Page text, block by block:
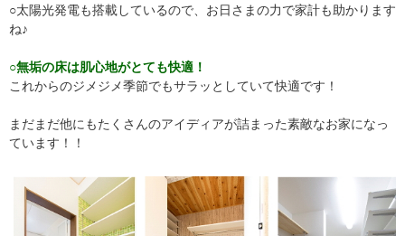
○太陽光発電も搭載しているので、お日さまの力で家計も助かります
ね♪
○無垢の床は肌心地がとても快適！
これからのジメジメ季節でもサラッとしていて快適です！
まだまだ他にもたくさんのアイディアが詰まった素敵なお家になっ
ています！！